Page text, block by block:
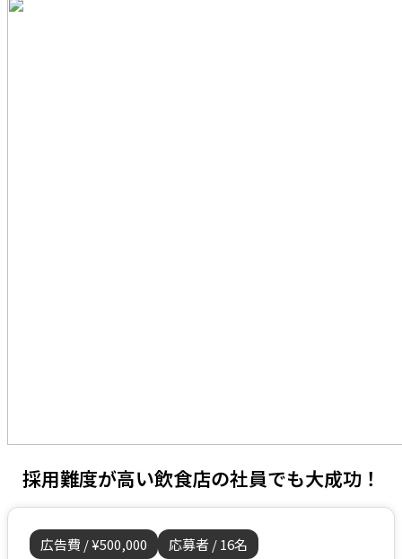
採用難度が高い飲食店の社員でも大成功！
広告費 / ¥500,000
応募者 / 16名